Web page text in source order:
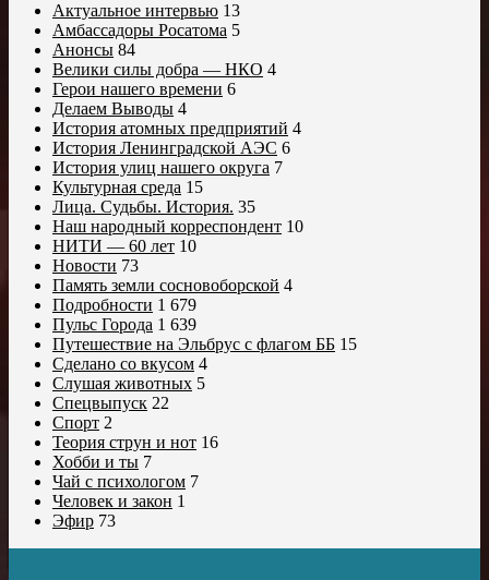
Актуальное интервью 13
Амбассадоры Росатома 5
Анонсы 84
Велики силы добра — НКО 4
Герои нашего времени 6
Делаем Выводы 4
История атомных предприятий 4
История Ленинградской АЭС 6
История улиц нашего округа 7
Культурная среда 15
Лица. Судьбы. История. 35
Наш народный корреспондент 10
НИТИ — 60 лет 10
Новости 73
Память земли сосновоборской 4
Подробности 1 679
Пульс Города 1 639
Путешествие на Эльбрус с флагом ББ 15
Сделано со вкусом 4
Слушая животных 5
Спецвыпуск 22
Спорт 2
Теория струн и нот 16
Хобби и ты 7
Чай с психологом 7
Человек и закон 1
Эфир 73